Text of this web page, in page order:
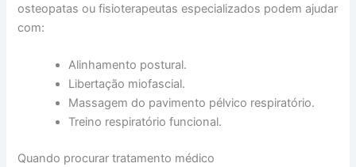
osteopatas ou fisioterapeutas especializados podem ajudar
com:
Alinhamento postural.
Libertação miofascial.
Massagem do pavimento pélvico respiratório.
Treino respiratório funcional.
Quando procurar tratamento médico